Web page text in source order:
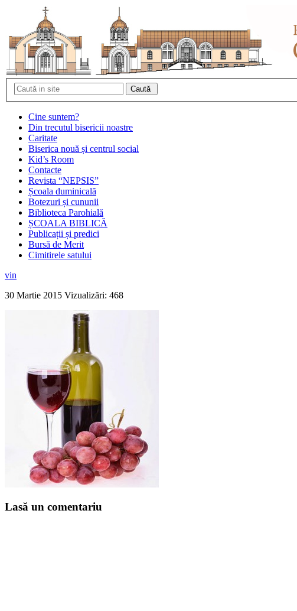
Cine suntem?
Din trecutul bisericii noastre
Caritate
Biserica nouă și centrul social
Kid’s Room
Contacte
Revista “NEPSIS”
Școala duminicală
Botezuri și cununii
Biblioteca Parohială
ȘCOALA BIBLICĂ
Publicații și predici
Bursă de Merit
Cimitirele satului
vin
30 Martie 2015 Vizualizări: 468
Lasă un comentariu